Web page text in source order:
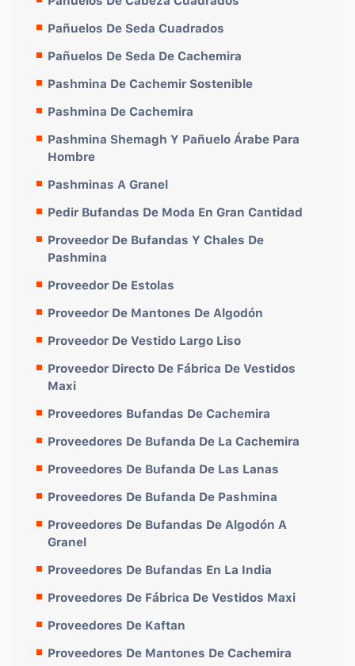
Pañuelos De Seda Cuadrados
Pañuelos De Seda De Cachemira
Pashmina De Cachemir Sostenible
Pashmina De Cachemira
Pashmina Shemagh Y Pañuelo Árabe Para
Hombre
Pashminas A Granel
Pedir Bufandas De Moda En Gran Cantidad
Proveedor De Bufandas Y Chales De
Pashmina
Proveedor De Estolas
Proveedor De Mantones De Algodón
Proveedor De Vestido Largo Liso
Proveedor Directo De Fábrica De Vestidos
Maxi
Proveedores Bufandas De Cachemira
Proveedores De Bufanda De La Cachemira
Proveedores De Bufanda De Las Lanas
Proveedores De Bufanda De Pashmina
Proveedores De Bufandas De Algodón A
Granel
Proveedores De Bufandas En La India
Proveedores De Fábrica De Vestidos Maxi
Proveedores De Kaftan
Proveedores De Mantones De Cachemira